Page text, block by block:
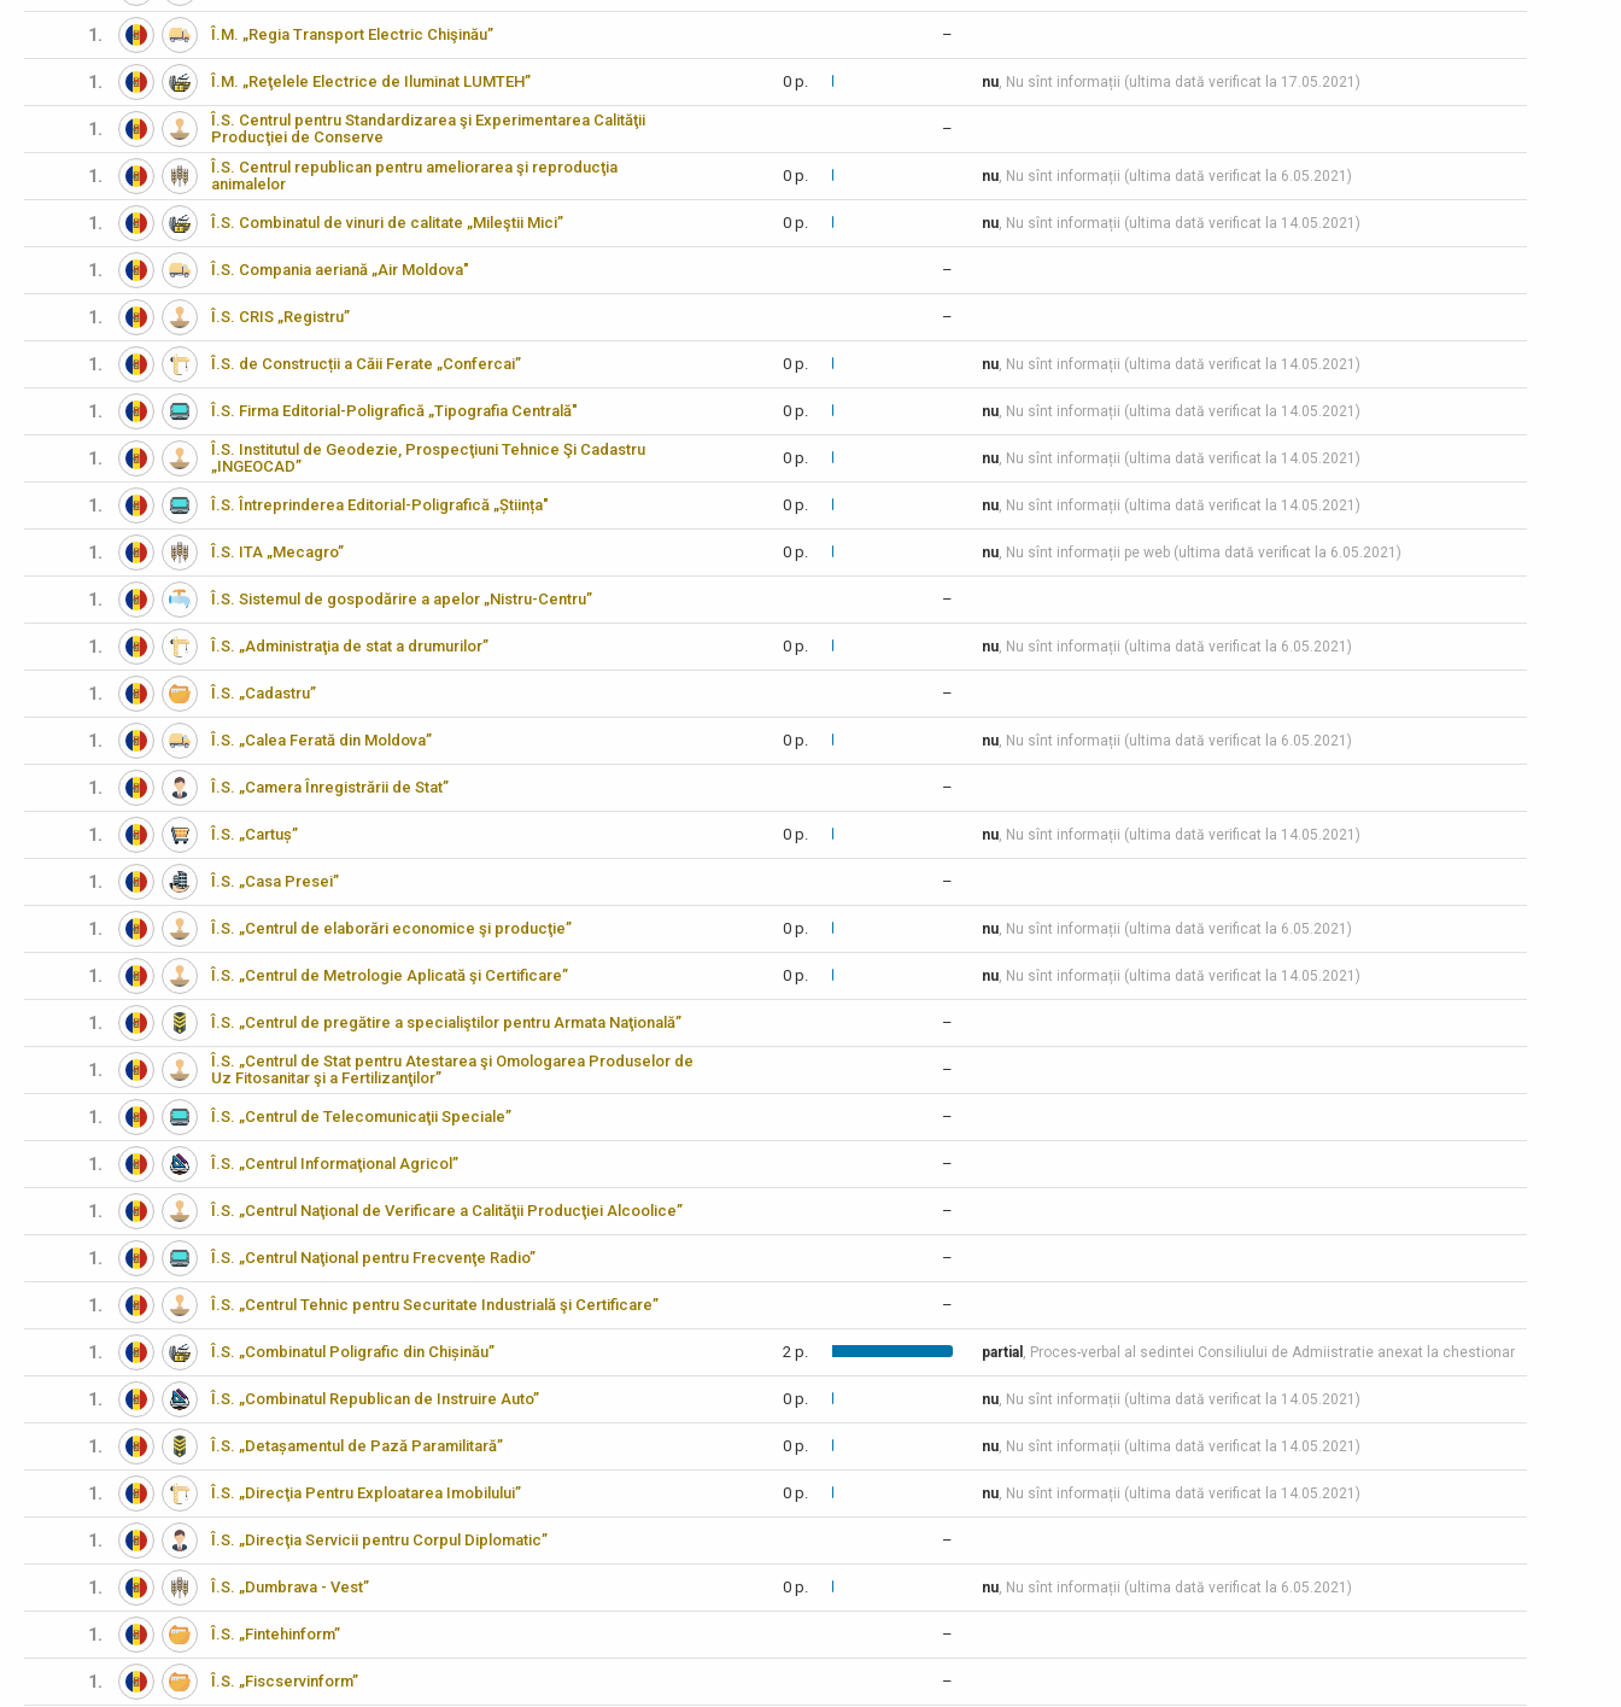
1. Î.M. „Regia Transport Electric Chişinău” –
1. Î.M. „Reţelele Electrice de Iluminat LUMTEH” 0 p. nu, Nu sînt informații (ultima dată verificat la 17.05.2021)
1.
Î.S. Centrul pentru Standardizarea şi Experimentarea Calităţii
Producţiei de Conserve
–
1.
Î.S. Centrul republican pentru ameliorarea şi reproducţia
animalelor
0 p. nu, Nu sînt informații (ultima dată verificat la 6.05.2021)
1. Î.S. Combinatul de vinuri de calitate „Mileştii Mici” 0 p. nu, Nu sînt informații (ultima dată verificat la 14.05.2021)
1. Î.S. Compania aeriană „Air Moldova" –
1. Î.S. CRIS „Registru” –
1. Î.S. de Construcții a Căii Ferate „Confercai” 0 p. nu, Nu sînt informații (ultima dată verificat la 14.05.2021)
1. Î.S. Firma Editorial-Poligrafică „Tipografia Centrală" 0 p. nu, Nu sînt informații (ultima dată verificat la 14.05.2021)
1.
Î.S. Institutul de Geodezie, Prospecţiuni Tehnice Şi Cadastru
„INGEOCAD”
0 p. nu, Nu sînt informații (ultima dată verificat la 14.05.2021)
1. Î.S. Întreprinderea Editorial-Poligrafică „Știința" 0 p. nu, Nu sînt informații (ultima dată verificat la 14.05.2021)
1. Î.S. ITA „Mecagro” 0 p. nu, Nu sînt informații pe web (ultima dată verificat la 6.05.2021)
1. Î.S. Sistemul de gospodărire a apelor „Nistru-Centru” –
1. Î.S. „Administraţia de stat a drumurilor” 0 p. nu, Nu sînt informații (ultima dată verificat la 6.05.2021)
1. Î.S. „Cadastru” –
1. Î.S. „Calea Ferată din Moldova” 0 p. nu, Nu sînt informații (ultima dată verificat la 6.05.2021)
1. Î.S. „Camera Înregistrării de Stat” –
1. Î.S. „Cartuș” 0 p. nu, Nu sînt informații (ultima dată verificat la 14.05.2021)
1. Î.S. „Casa Presei” –
1. Î.S. „Centrul de elaborări economice şi producţie” 0 p. nu, Nu sînt informații (ultima dată verificat la 6.05.2021)
1. Î.S. „Centrul de Metrologie Aplicată şi Certificare” 0 p. nu, Nu sînt informații (ultima dată verificat la 14.05.2021)
1. Î.S. „Centrul de pregătire a specialiştilor pentru Armata Naţională” –
1.
Î.S. „Centrul de Stat pentru Atestarea şi Omologarea Produselor de
Uz Fitosanitar şi a Fertilizanţilor”
–
1. Î.S. „Centrul de Telecomunicaţii Speciale” –
1. Î.S. „Centrul Informaţional Agricol” –
1. Î.S. „Centrul Naţional de Verificare a Calităţii Producţiei Alcoolice” –
1. Î.S. „Centrul Naţional pentru Frecvenţe Radio” –
1. Î.S. „Centrul Tehnic pentru Securitate Industrială şi Certificare” –
1. Î.S. „Combinatul Poligrafic din Chișinău” 2 p. partial , Proces-verbal al sedintei Consiliului de Admiistratie anexat la chestionar
1. Î.S. „Combinatul Republican de Instruire Auto” 0 p. nu, Nu sînt informații (ultima dată verificat la 14.05.2021)
1. Î.S. „Detașamentul de Pază Paramilitară” 0 p. nu, Nu sînt informații (ultima dată verificat la 14.05.2021)
1. Î.S. „Direcţia Pentru Exploatarea Imobilului” 0 p. nu, Nu sînt informații (ultima dată verificat la 14.05.2021)
1. Î.S. „Direcţia Servicii pentru Corpul Diplomatic” –
1. Î.S. „Dumbrava - Vest” 0 p. nu, Nu sînt informații (ultima dată verificat la 6.05.2021)
1. Î.S. „Fintehinform” –
1. Î.S. „Fiscservinform” –